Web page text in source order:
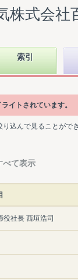
株式会社
索引
イトされています。
込んで見ることがで
べて表示
社長 西垣浩司